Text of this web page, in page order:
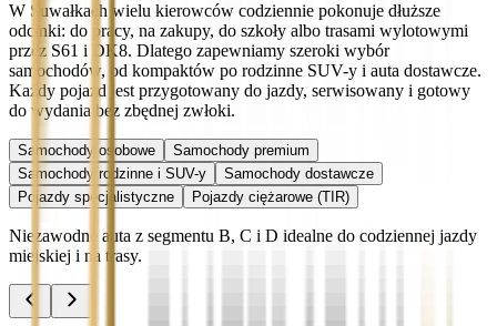
W Suwałkach wielu kierowców codziennie pokonuje dłuższe
odcinki: do pracy, na zakupy, do szkoły albo trasami wylotowymi
przez S61 i DK8. Dlatego zapewniamy szeroki wybór
samochodów, od kompaktów po rodzinne SUV-y i auta dostawcze.
Każdy pojazd jest przygotowany do jazdy, serwisowany i gotowy
do wydania bez zbędnej zwłoki.
Samochody osobowe
Samochody premium
Samochody rodzinne i SUV-y
Samochody dostawcze
Pojazdy specjalistyczne
Pojazdy ciężarowe (TIR)
Niezawodne auta z segmentu B, C i D idealne do codziennej jazdy
miejskiej i na trasy.